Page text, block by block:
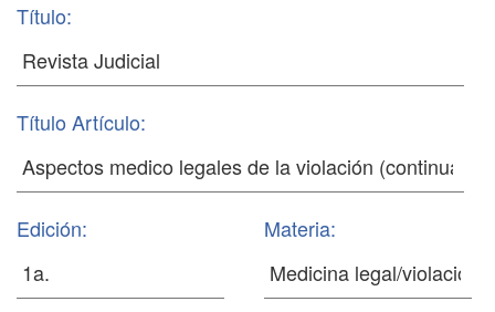
Título:
Título Artículo:
Edición: Materia: